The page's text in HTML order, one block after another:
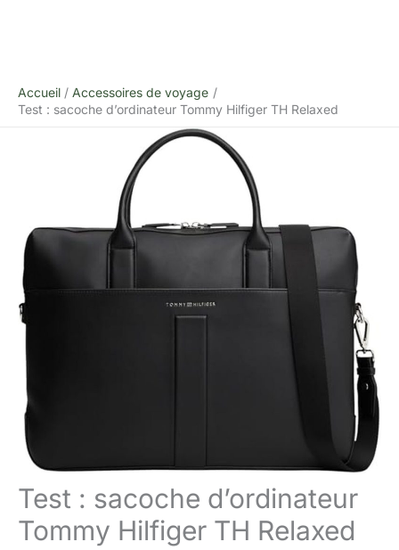
Accueil
Accessoires de voyage
Test : sacoche d’ordinateur Tommy Hilfiger TH Relaxed
Test : sacoche d’ordinateur
Tommy Hilfiger TH Relaxed